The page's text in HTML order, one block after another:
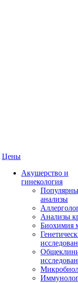
Цены
Акушерство и
гинекология
анализы
Анализы
Биохимия